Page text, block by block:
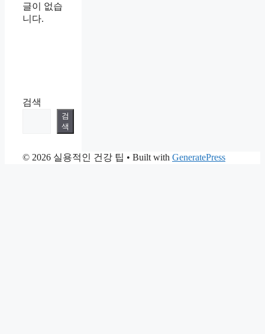
글이 없습
니다.
검색
검
색
© 2026 실용적인 건강 팁 • Built with GeneratePress